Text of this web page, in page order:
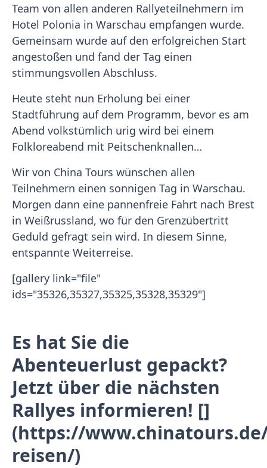
Team von allen anderen Rallyeteilnehmern im
Hotel Polonia in Warschau empfangen wurde.
Gemeinsam wurde auf den erfolgreichen Start
angestoßen und fand der Tag einen
stimmungsvollen Abschluss.
Heute steht nun Erholung bei einer
Stadtführung auf dem Programm, bevor es am
Abend volkstümlich urig wird bei einem
Folkloreabend mit Peitschenknallen…
Wir von China Tours wünschen allen
Teilnehmern einen sonnigen Tag in Warschau.
Morgen dann eine pannenfreie Fahrt nach Brest
in Weißrussland, wo für den Grenzübertritt
Geduld gefragt sein wird. In diesem Sinne,
entspannte Weiterreise.
[gallery link="file"
ids="35326,35327,35325,35328,35329"]
Es hat Sie die
Abenteuerlust gepackt?
Jetzt über die nächsten
Rallyes informieren! []
(https://
reisen/)